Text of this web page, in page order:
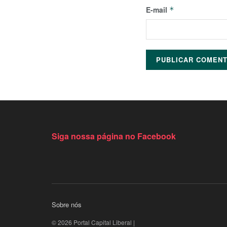
E-mail *
Siga nossa página no Facebook
Sobre nós
© 2026 Portal Capital Liberal |